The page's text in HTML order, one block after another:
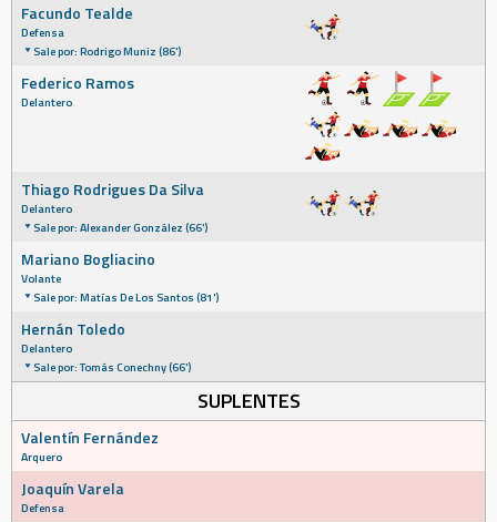
Facundo Tealde
Defensa
Sale por: Rodrigo Muniz (86')
Federico Ramos
Delantero
Thiago Rodrigues Da Silva
Delantero
Sale por: Alexander González (66')
Mariano Bogliacino
Volante
Sale por: Matías De Los Santos (81')
Hernán Toledo
Delantero
Sale por: Tomás Conechny (66')
SUPLENTES
Valentín Fernández
Arquero
Joaquín Varela
Defensa